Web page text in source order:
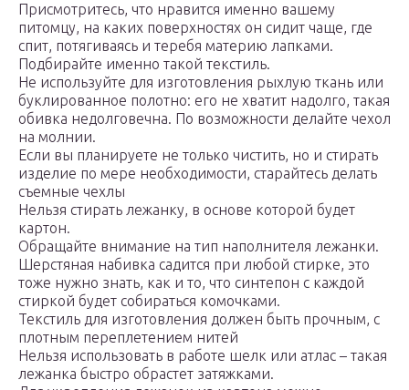
Присмотритесь, что нравится именно вашему
питомцу, на каких поверхностях он сидит чаще, где
спит, потягиваясь и теребя материю лапками.
Подбирайте именно такой текстиль.
Не используйте для изготовления рыхлую ткань или
буклированное полотно: его не хватит надолго, такая
обивка недолговечна. По возможности делайте чехол
на молнии.
Если вы планируете не только чистить, но и стирать
изделие по мере необходимости, старайтесь делать
съемные чехлы
Нельзя стирать лежанку, в основе которой будет
картон.
Обращайте внимание на тип наполнителя лежанки.
Шерстяная набивка садится при любой стирке, это
тоже нужно знать, как и то, что синтепон с каждой
стиркой будет собираться комочками.
Текстиль для изготовления должен быть прочным, с
плотным переплетением нитей
Нельзя использовать в работе шелк или атлас – такая
лежанка быстро обрастет затяжками.